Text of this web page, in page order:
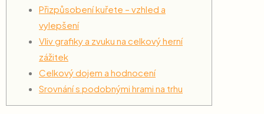
Přizpůsobení kuřete – vzhled a
vylepšení
Vliv grafiky a zvuku na celkový herní
zážitek
Celkový dojem a hodnocení
Srovnání s podobnými hrami na trhu